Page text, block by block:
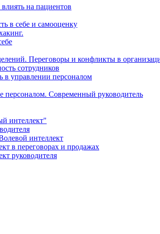
на пациентов
в себе и самооценку
Переговоры и конфликты в
сотрудников
в управлении персоналом
персоналом. Современный руководитель
интеллект"
интеллект
в переговорах и продажах
руководителя